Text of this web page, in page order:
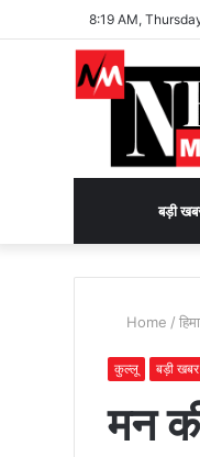
8:19 AM,
भक्ति
भावना
बड़ी
Home /
कुल्लू बड़ी खबर
मन